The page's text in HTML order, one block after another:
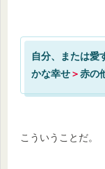
自分、または愛
かな幸せ＞赤の
こういうことだ。